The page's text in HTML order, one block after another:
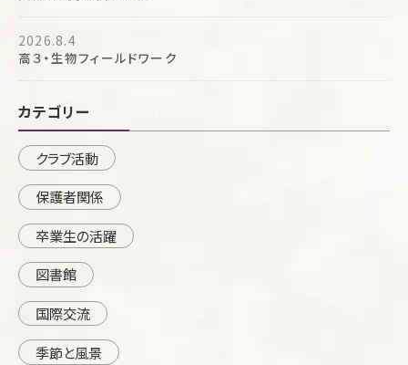
2026.8.4
高３・生物フィールドワーク
カテゴリー
クラブ活動
保護者関係
卒業生の活躍
図書館
国際交流
季節と風景